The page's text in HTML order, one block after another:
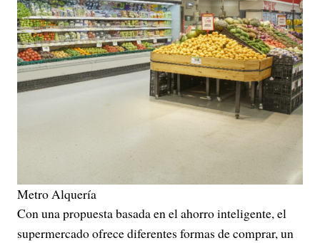
Metro Alquería
Con una propuesta basada en el ahorro inteligente, el
supermercado ofrece diferentes formas de comprar, un